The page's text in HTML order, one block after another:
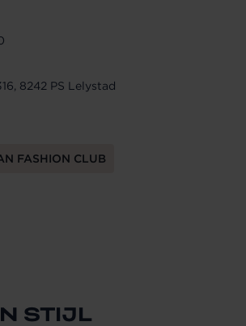
8242 PS Lelystad
FASHION CLUB
STIJL